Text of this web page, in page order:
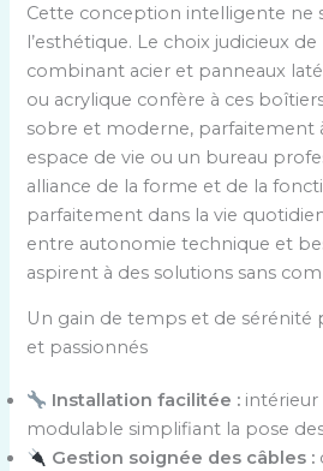
Cette conception intelligente ne
l’esthétique. Le choix judicieux
combinant acier et panneaux
ou acrylique confère à ces
sobre et moderne, parfaitement
espace de vie ou un bureau
alliance de la forme et de la
parfaitement dans la vie
entre autonomie technique et
aspirent à des solutions sans
Un gain de temps et de sérénité
et passionnés
Installation facilitée :
modulable simplifiant la pose
Gestion soignée des câbles :